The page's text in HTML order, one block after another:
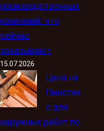
производственных
компаний: что
сейчас
заказывают
15.07.2026
Цена на
Пинотек
с для
наружных работ по